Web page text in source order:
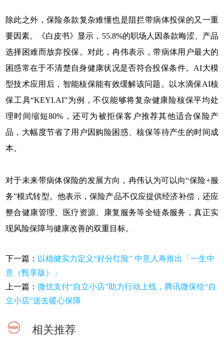
除此之外，保险条款复杂难懂也是阻拦带病体投保的又一重
要因素。《白皮书》显示，55.8%的职场人因条款晦涩、产品
选择困难而放弃投保。对此，冉伟表示，带病体用户最大的
困惑常在于不清楚自身健康状况是否符合投保条件。AI大模
型技术应用后，智能核保能有效缓解该问题。以水滴保AI核
保工具“KEYI.AI”为例，不仅能够将复杂健康险核保平均处
理时间缩短80%，还可为被拒保客户推荐其他适合保险产
品，大幅度节省了用户因购险困惑、核保等待产生的时间成
本。
对于未来带病体保险的发展方向，冉伟认为可以向“保险+服
务”模式转型。他表示，保险产品不仅应提供经济补偿，还应
整合健康管理、医疗资源、康复服务等全链条服务，真正实
现风险保障与健康改善的双重目标。
下一篇： 以稳健实力定义“好分红险” 中意人寿推出「一生中
意（甄享版）」
上一篇：微信支付“自立小店”助力行动上线，腾讯微保给“自
立小店”送去暖心保障
相关推荐